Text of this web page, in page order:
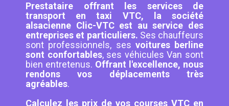
Prestataire offrant les services de
transport en taxi VTC, la société
alsacienne Clic-VTC est au service des
entreprises et particuliers. Ses chauffeurs
sont professionnels, ses voitures berline
sont confortables, ses véhicules Van sont
bien entretenus. Offrant l'excellence, nous
rendons vos déplacements très
agréables.
Calculez les prix de vos courses VTC en